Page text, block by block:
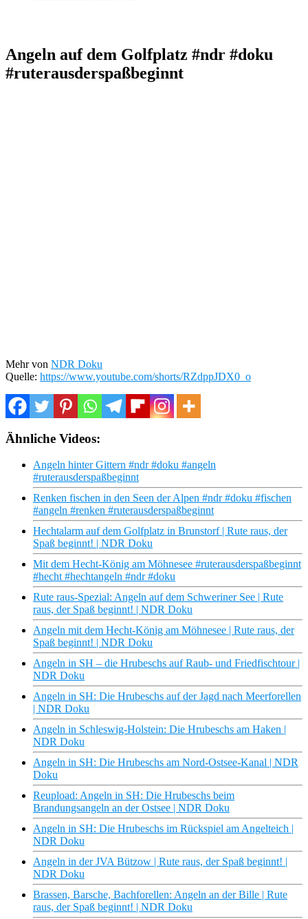
Angeln auf dem Golfplatz #ndr #doku
#ruterausderspaßbeginnt
Mehr von NDR Doku
Quelle: https://www.youtube.com/shorts/RZdppJDX0_o
Ähnliche Videos:
Angeln hinter Gittern #ndr #doku #angeln
#ruterausderspaßbeginnt
Renken fischen in den Seen der Alpen #ndr #doku #fischen
#angeln #renken #ruterausderspaßbeginnt
Hechtalarm auf dem Golfplatz in Brunstorf | Rute raus, der
Spaß beginnt! | NDR Doku
Mit dem Hecht-König am Möhnesee #ruterausderspaßbeginnt
#hecht #hechtangeln #ndr #doku
Rute raus-Spezial: Angeln auf dem Schweriner See | Rute
raus, der Spaß beginnt! | NDR Doku
Angeln mit dem Hecht-König am Möhnesee | Rute raus, der
Spaß beginnt! | NDR Doku
Angeln in SH – die Hrubeschs auf Raub- und Friedfischtour |
NDR Doku
Angeln in SH: Die Hrubeschs auf der Jagd nach Meerforellen
| NDR Doku
Angeln in Schleswig-Holstein: Die Hrubeschs am Haken |
NDR Doku
Angeln in SH: Die Hrubeschs am Nord-Ostsee-Kanal | NDR
Doku
Reupload: Angeln in SH: Die Hrubeschs beim
Brandungsangeln an der Ostsee | NDR Doku
Angeln in SH: Die Hrubeschs im Rückspiel am Angelteich |
NDR Doku
Angeln in der JVA Bützow | Rute raus, der Spaß beginnt! |
NDR Doku
Brassen, Barsche, Bachforellen: Angeln an der Bille | Rute
raus, der Spaß beginnt! | NDR Doku